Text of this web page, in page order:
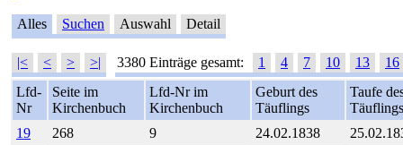
Alles Suchen Auswahl Detail
|< < > >| 3380 Einträge gesamt: 1 4 7 10 13
16
Lfd-
Nr
Seite im
Kirchenbuch
Lfd-Nr im
Kirchenbuch
Geburt des
Täuflings
Taufe
Täuflings
19
268 9 24.02.1838